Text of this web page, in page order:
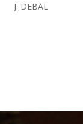
J.